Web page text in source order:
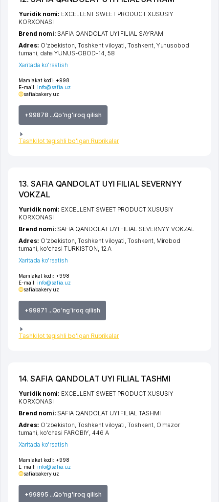
Mamlakat kodi: +998
E-mail: info@safia.uz
safiabakery.uz
+99878 ...Qo'ng'iroq qilish
Tashkilot tegishli bo'lgan Rubrikalar
Yuridik nomi: EXCELLENT SWEET PRODUCT XUSUSIY
KORXONASI
Brend nomi: SAFIA QANDOLAT UYI FILIAL SAYRAM
Adres: O'zbekiston,Toshkent viloyati,Toshkent, Yunusobod
tumani, daha YUNUS-OBOD-14, 58
Xaritada ko'rsatish
13. SAFIA QANDOLAT UYI FILIAL SEVERNYY
VOKZAL
Mamlakat kodi: +998
E-mail: info@safia.uz
safiabakery.uz
+99871 ...Qo'ng'iroq qilish
Tashkilot tegishli bo'lgan Rubrikalar
Yuridik nomi: EXCELLENT SWEET PRODUCT XUSUSIY
KORXONASI
Brend nomi: SAFIA QANDOLAT UYI FILIAL SEVERNYY VOKZAL
Adres: O'zbekiston,Toshkent viloyati ,Toshkent, Mirobod
tumani ko'chasi TURKISTON , 12 А
Xaritada ko'rsatish
14. SAFIA QANDOLAT UYI FILIAL TASHMI
Mamlakat kodi: +998
E-mail: info@safia.uz
safiabakery.uz
+99895 ...Qo'ng'iroq qilish
Yuridik nomi: EXCELLENT SWEET PRODUCT XUSUSIY
KORXONASI
Brend nomi: SAFIA QANDOLAT UYI FILIAL TASHMI
Adres: O'zbekiston,Toshkent viloyati ,Toshkent, Olmazor
tumani ko'chasi FAROBIY , 446 А
Xaritada ko'rsatish